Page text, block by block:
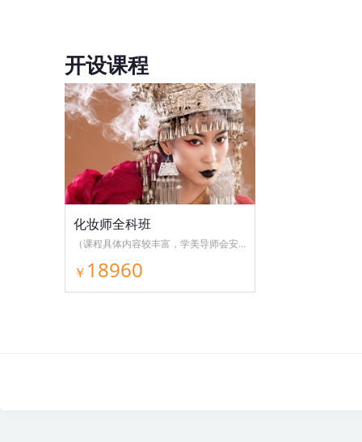
开设课程
化妆师全科班
（课程具体内容较丰富，学美导师会安排老师为您详细解答）
￥ 18960